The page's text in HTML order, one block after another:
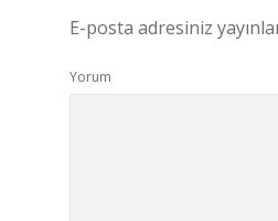
E-posta adresiniz
Yorum